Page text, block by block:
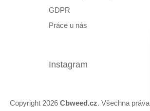
GDPR
Práce u nás
Instagram
Copyright 2026 Cbweed.cz. Všechna